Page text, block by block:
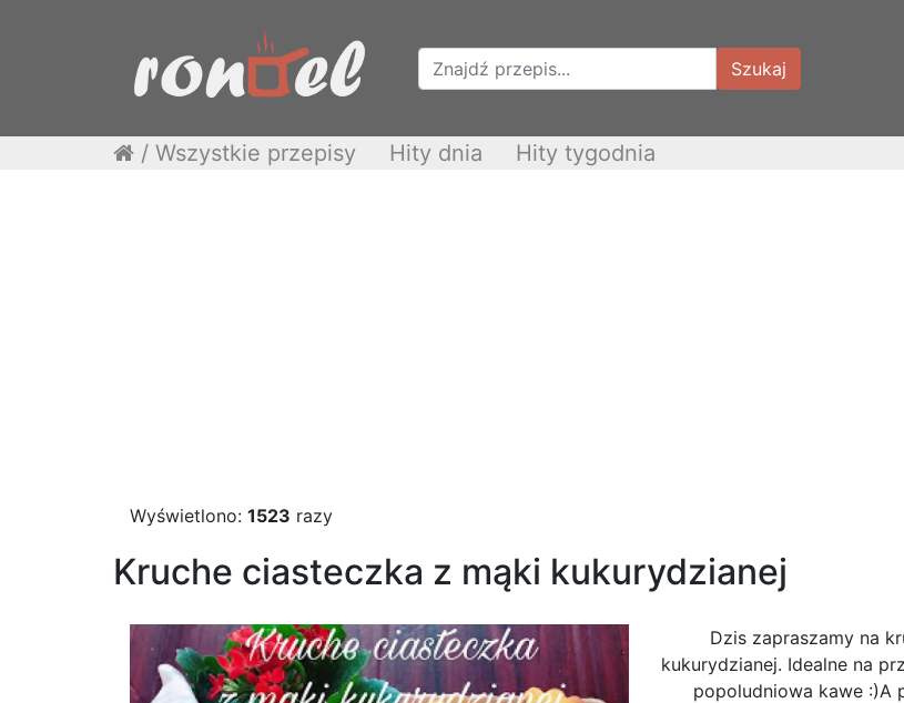
Szukaj
/ Wszystkie przepisy Hity dnia Hity tygodnia
Wyświetlono: 1523 razy
Kruche ciasteczka z mąki kukurydzianej
Dzis zapraszamy na
kukurydzianej. Idealne na
popoludniowa kawe :)A